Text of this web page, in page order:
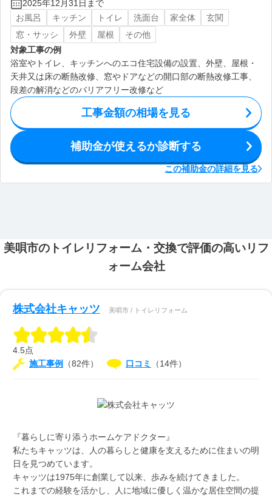
2025年12月31日まで
お風呂
キッチン トイレ 洗面台 家全体
玄関
窓・サッシ
外壁 屋根
その他
対象工事の例
浴室やトイレ、キッチンへのエコ住宅設備の設置、外壁、屋根・
天井又は床の断熱改修、窓やドアなどの開口部の断熱改修工事、
段差の解消などのバリアフリー改修など
工事金額の相場を見る
補助金が使えるか診断する
この補助金の詳細を見る
美唄市のトイレリフォーム・交換で評価の高いリフ
ォーム会社
株式会社キャッツ 美唄市 / トイレリフォーム
4.5点
施工事例
（82件） 口コミ （14件）
『暮らしに寄り添うホームケアドクター』
私たちキャッツは、人の暮らしと健康を支えるために住まいの明
日を見つめています。
キャッツは1975年に創業して以来、歩みを続けてきました。
これまでの経験を活かし、人に地域に優しく温かな居住空間の提